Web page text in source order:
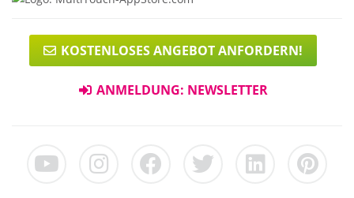
KOSTENLOSES ANGEBOT ANFORDERN!
ANMELDUNG: NEWSLETTER